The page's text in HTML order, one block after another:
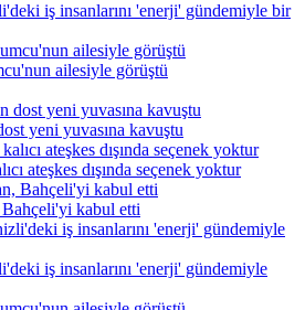
iş insanlarını 'enerji' gündemiyle bir
ailesiyle görüştü
yeni yuvasına kavuştu
ateşkes dışında seçenek yoktur
Bahçeli'yi kabul etti
iş insanlarını 'enerji' gündemiyle